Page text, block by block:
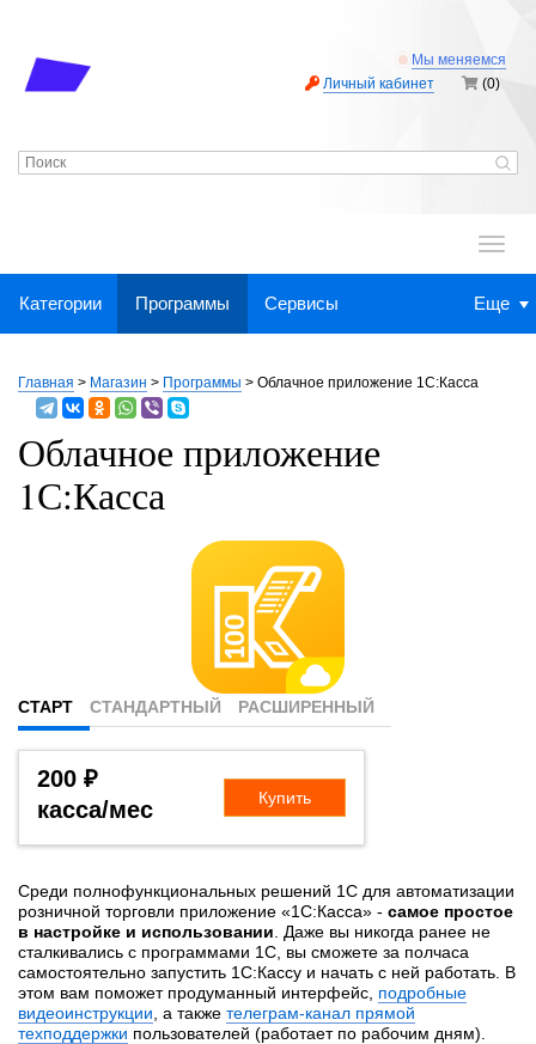
Мы меняемся
Личный кабинет
(0)
.
Категории Программы Сервисы Еще
Главная > Магазин > Программы > Облачное приложение 1С:Касса
Облачное приложение
1С:Касса
СТАРТ СТАНДАРТНЫЙ РАСШИРЕННЫЙ
200 ₽
касса/мес
Купить
Среди полнофункциональных решений 1С для автоматизации
розничной торговли приложение «1С:Касса» - самое простое
в настройке и использовании . Даже вы никогда ранее не
сталкивались с программами 1С, вы сможете за полчаса
самостоятельно запустить 1С:Кассу и начать с ней работать. В
этом вам поможет продуманный интерфейс, подробные
видеоинструкции , а также телеграм-канал прямой
техподдержки пользователей (работает по рабочим дням).